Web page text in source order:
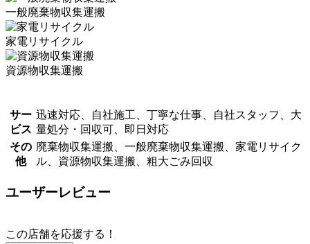
一般廃棄物収集運搬
家電リサイクル
資源物収集運搬
サー
ビス
迅速対応、自社施工、丁寧な仕事、自社スタッフ、大
量処分・回収可、即日対応
その
他
廃棄物収集運搬、一般廃棄物収集運搬、家電リサイク
ル、資源物収集運搬、粗大ごみ回収
ユーザーレビュー
この店舗を応援する！